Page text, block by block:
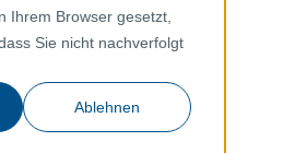
Ihrem Browser gesetzt,
Sie nicht nachverfolgt
Ablehnen